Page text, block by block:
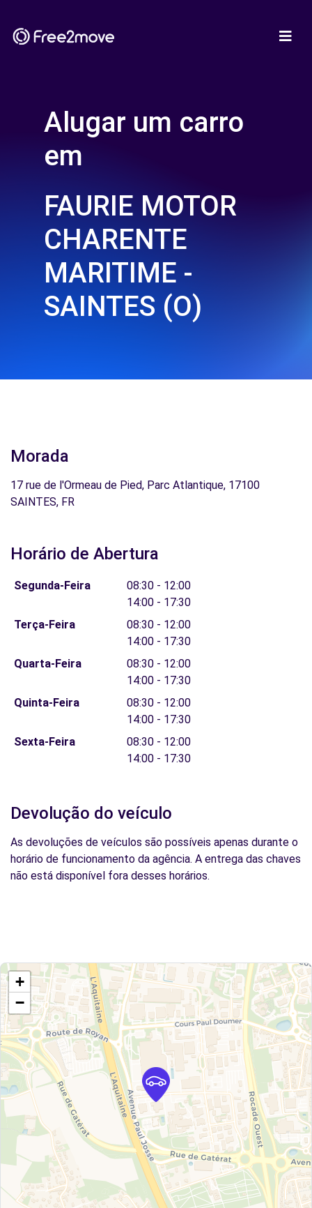
Alugar um carro
em
FAURIE MOTOR
CHARENTE
MARITIME -
SAINTES (O)
Morada
17 rue de l'Ormeau de Pied, Parc Atlantique, 17100
SAINTES, FR
Horário de Abertura
Segunda-Feira
08:30 - 12:00
14:00 - 17:30
Terça-Feira
08:30 - 12:00
14:00 - 17:30
Quarta-Feira
08:30 - 12:00
14:00 - 17:30
Quinta-Feira
08:30 - 12:00
14:00 - 17:30
Sexta-Feira
08:30 - 12:00
14:00 - 17:30
Devolução do veículo
As devoluções de veículos são possíveis apenas durante o
horário de funcionamento da agência. A entrega das chaves
não está disponível fora desses horários.
+
−